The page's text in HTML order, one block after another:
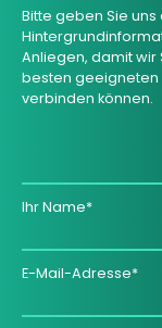
Bitte geben Sie uns
Anliegen, damit wir
besten geeigneten
verbinden können.
Ihr Name*
E-Mail-Adresse*